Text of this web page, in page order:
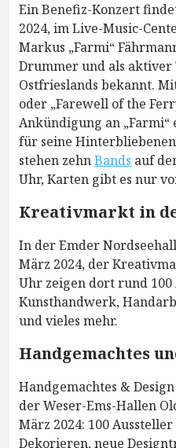
Ein Benefiz-Konzert
2024, im Live-Music-
Markus „Farmi“
Drummer und als aktiver
Ostfrieslands bekannt.
oder „Farewell of the
Ankündigung an
für seine
stehen zehnBands auf
Uhr, Karten gibt es nur
Kreativmarkt in
In der Emder
März 2024, der
Uhr zeigen dort rund
Kunsthandwerk,
und vieles mehr.
Handgemachtes
Handgemachtes &
der Weser-Ems-Hallen
März 2024: 100
Dekorieren, neue